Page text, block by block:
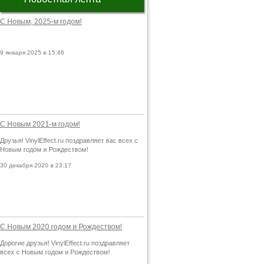
С Новым, 2025-м годом!
9 января 2025 в 15:46
С Новым 2021-м годом!
Друзья! VinylEffect.ru поздравляет вас всех с
Новым годом и Рождеством!
30 декабря 2020 в 23:17
С Новым 2020 годом и Рождеством!
Дорогие друзья! VinylEffect.ru поздравляет
всех с Новым годом и Рождеством!